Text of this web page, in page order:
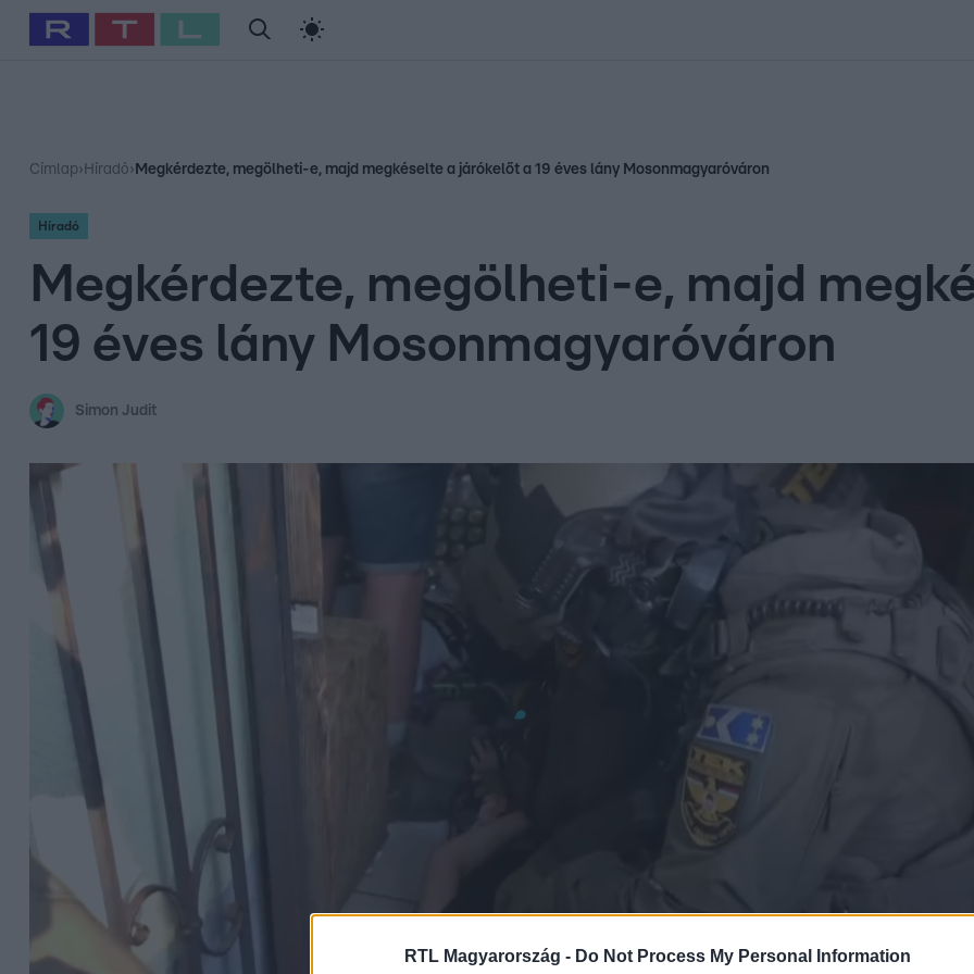
RTL Magyarország - Do Not Process My Personal Information
Babits Marcella Szellő István Most Wanted
Címlap› Híradó› Megkérdezte, megölheti-e, majd megkéselte a járókelőt a 19 éves lány Mosonmagyaróváron
Híradó
Megkérdezte, megölheti-e, majd
19 éves lány Mosonmagyaróváron
Simon Judit